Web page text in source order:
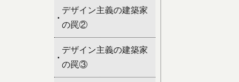
デザイン主義の建築家
の罠②
デザイン主義の建築家
の罠③